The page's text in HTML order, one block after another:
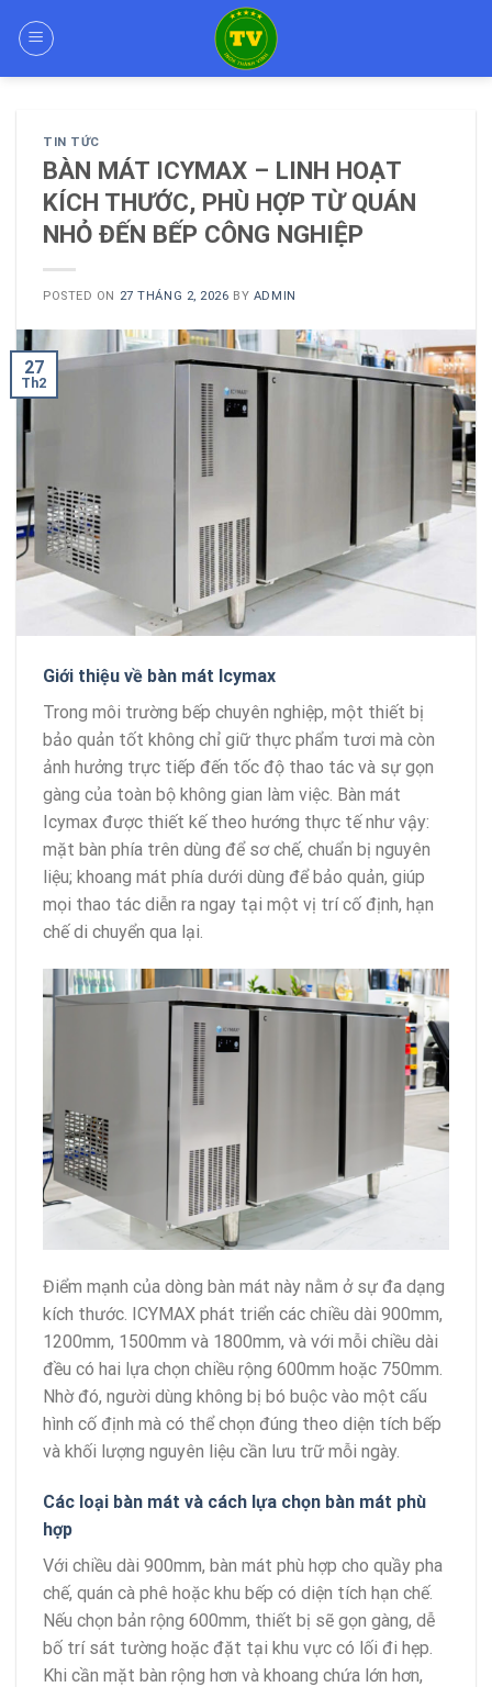
TIN TỨC
BÀN MÁT ICYMAX – LINH HOẠT
KÍCH THƯỚC, PHÙ HỢP TỪ QUÁN
NHỎ ĐẾN BẾP CÔNG NGHIỆP
POSTED ON 27 THÁNG 2, 2026 BY ADMIN
27
Th2
Giới thiệu về bàn mát Icymax
Trong môi trường bếp chuyên nghiệp, một thiết bị
bảo quản tốt không chỉ giữ thực phẩm tươi mà còn
ảnh hưởng trực tiếp đến tốc độ thao tác và sự gọn
gàng của toàn bộ không gian làm việc. Bàn mát
Icymax được thiết kế theo hướng thực tế như vậy:
mặt bàn phía trên dùng để sơ chế, chuẩn bị nguyên
liệu; khoang mát phía dưới dùng để bảo quản, giúp
mọi thao tác diễn ra ngay tại một vị trí cố định, hạn
chế di chuyển qua lại.
Điểm mạnh của dòng bàn mát này nằm ở sự đa dạng
kích thước. ICYMAX phát triển các chiều dài 900mm,
1200mm, 1500mm và 1800mm, và với mỗi chiều dài
đều có hai lựa chọn chiều rộng 600mm hoặc 750mm.
Nhờ đó, người dùng không bị bó buộc vào một cấu
hình cố định mà có thể chọn đúng theo diện tích bếp
và khối lượng nguyên liệu cần lưu trữ mỗi ngày.
Các loại bàn mát và cách lựa chọn bàn mát phù
hợp
Với chiều dài 900mm, bàn mát phù hợp cho quầy pha
chế, quán cà phê hoặc khu bếp có diện tích hạn chế.
Nếu chọn bản rộng 600mm, thiết bị sẽ gọn gàng, dễ
bố trí sát tường hoặc đặt tại khu vực có lối đi hẹp.
Khi cần mặt bàn rộng hơn và khoang chứa lớn hơn,